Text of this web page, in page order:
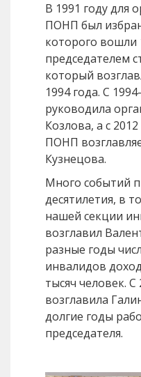
В 1991 году для
ПОНП был
которого вошли
председателем
который
1994 года. С
руководила
Козлова, а с
ПОНП
Кузнецова.
Много событий
десятилетия, в
нашей секции
возглавил
разные годы
инвалидов
тысяч человек.
возглавила
долгие годы
председателя.